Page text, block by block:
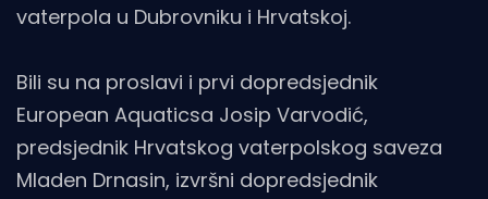
vaterpola u Dubrovniku i Hrvatskoj.
Bili su na proslavi i prvi dopredsjednik
European Aquaticsa Josip Varvodić,
predsjednik Hrvatskog vaterpolskog saveza
Mladen Drnasin, izvršni dopredsjednik